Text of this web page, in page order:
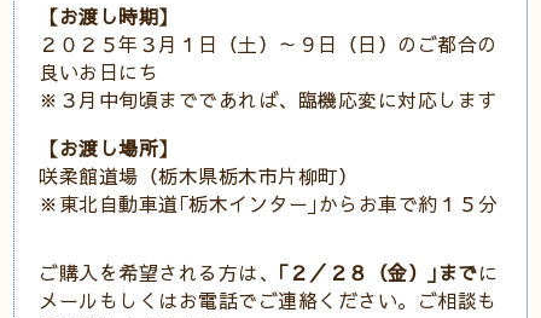
【お渡し時期】
２０２５年３月１日（土）～９日（日）のご都合の
良いお日にち
※３月中旬頃までであれば、臨機応変に対応します
【お渡し場所】
咲柔館道場（栃木県栃木市片柳町）
※東北自動車道｢栃木インター｣からお車で約１５分
ご購入を希望される方は、 ｢２／２８（金）｣までに
メールもしくはお電話でご連絡ください。ご相談も